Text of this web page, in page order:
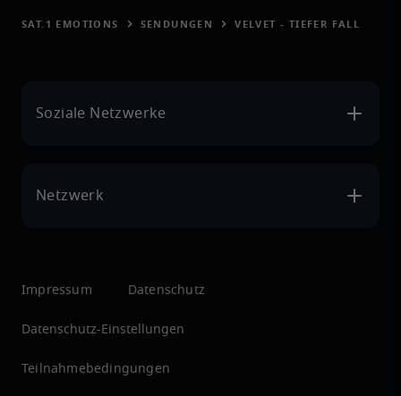
SAT.1 EMOTIONS SENDUNGEN VELVET - TIEFER FALL
Soziale Netzwerke
Netzwerk
Impressum Datenschutz
Datenschutz-Einstellungen
Teilnahmebedingungen